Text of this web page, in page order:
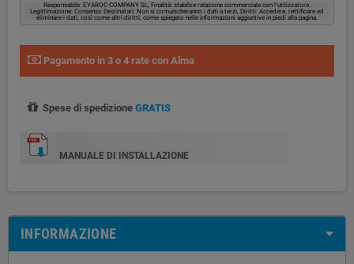
Responsabile: EYAROC COMPANY SL, Finalità: stabilire relazione commerciale con l’utilizzatore.
Legittimazione: Consenso Destinatari: Non si comunicheranno i dati a terzi, Diritti: Accedere, rettificare ed
eliminare i dati, così come altri diritti, come spiegato nelle informazioni aggiuntive in piedi alla pagina.
Pagamento in 3 o 4 rate con Alma
Spese di spedizione GRATIS
MANUALE DI INSTALLAZIONE
INFORMAZIONE